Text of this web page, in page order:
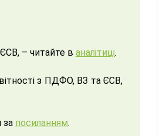
– читайте в аналітиці.
з ПДФО, ВЗ та ЄСВ,
за посиланням.